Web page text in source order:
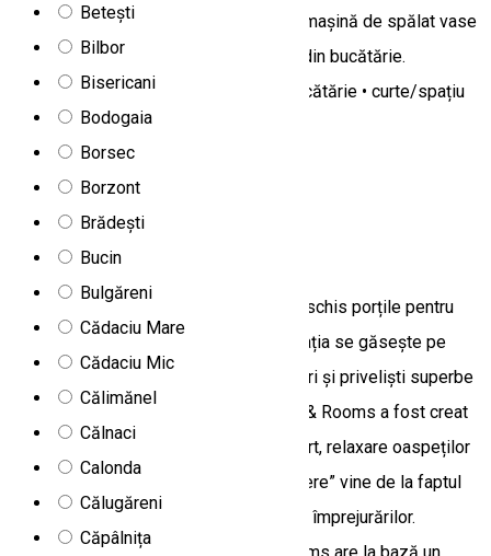
Betești
Bilbor
Bisericani
Bodogaia
Borsec
Borzont
Brădești
Bucin
Bulgăreni
Cădaciu Mare
Cădaciu Mic
Călimănel
Călnaci
Calonda
Călugăreni
Căpâlnița
despărțită cu un blat de bar cu aragaz, mașină de spălat vase
și frigider în cămară care se deschide din bucătărie.
Facilități: • parcare gratuită • grătar • bucătărie • curte/spațiu
verde • terasă
QMQM+85, Gheorgheni, Romania
Camere de închiriat
Belvedere Restaurant & Rooms
Belvedere Restaurant & Rooms și-a deschis porțile pentru
prima dată la sfârșitul anului 2022. Locația se găsește pe
culmile Banffy-ului, înconjurată de păduri și priveliști superbe
asupra orașului. Belvedere Restaurant & Rooms a fost creat
cu dorința de a oferii ospitalitate, confort, relaxare oaspeților
care ne trec pragul. Denumirea „Belvedere” vine de la faptul
că oferim o priveliște de neuitat asupra împrejurărilor.